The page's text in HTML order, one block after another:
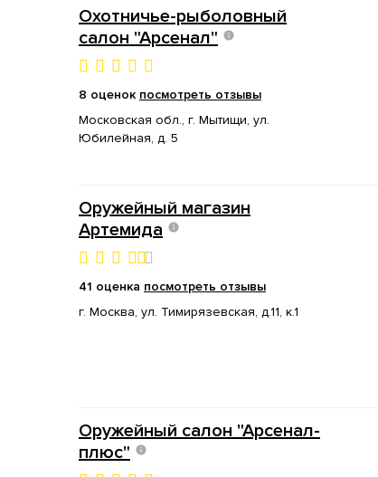
Охотничье-рыболовный
салон "Арсенал"
8 оценок посмотреть отзывы
Московская обл., г. Мытищи, ул.
Юбилейная, д. 5
Оружейный магазин
Артемида
41 оценка посмотреть отзывы
г. Москва, ул. Тимирязевская, д.11, к.1
Оружейный салон "Арсенал-
плюс"